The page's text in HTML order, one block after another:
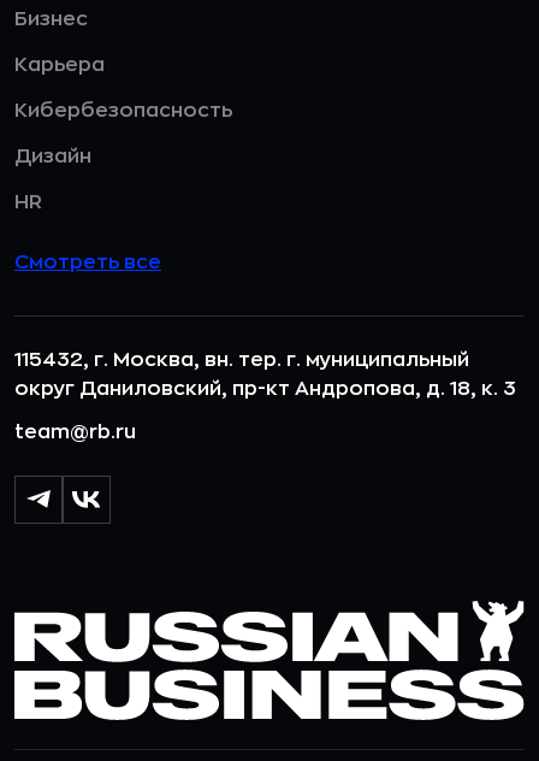
Бизнес
Карьера
Кибербезопасность
Дизайн
HR
Смотреть все
115432, г. Москва, вн. тер. г. муниципальный
округ Даниловский, пр-кт Андропова, д. 18, к. 3
team@rb.ru